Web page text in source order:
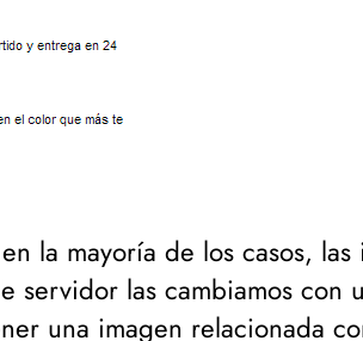
la mayoría de los casos, las
servidor las cambiamos con
una imagen relacionada